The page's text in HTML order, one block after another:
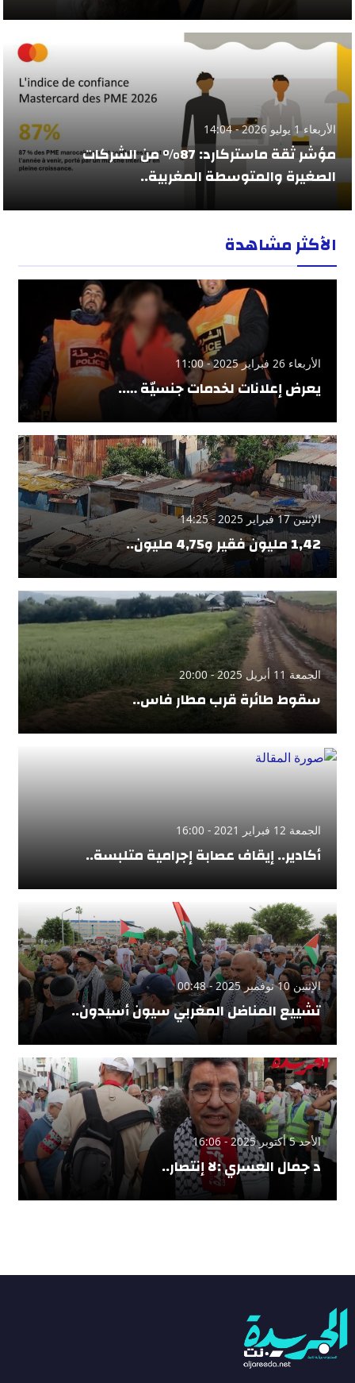
الأربعاء 1 يوليو 2026 - 14:04
مؤشر ثقة ماستركارد: 87% من الشركات
الصغيرة والمتوسطة المغربية..
الأكثر مشاهدة
الأربعاء 26 فبراير 2025 - 11:00
يعرض إعلانات لخدمات جنسيّة …..
الإثنين 17 فبراير 2025 - 14:25
1,42 مليون فقير و4,75 مليون..
الجمعة 11 أبريل 2025 - 20:00
سقوط طائرة قرب مطار فاس..
الجمعة 12 فبراير 2021 - 16:00
أكادير.. إيقاف عصابة إجرامية متلبسة..
الإثنين 10 نوفمبر 2025 - 00:48
تشييع المناضل المغربي سيون أسيدون..
الأحد 5 أكتوبر 2025 - 16:06
د جمال العسري :لا إنتصار..